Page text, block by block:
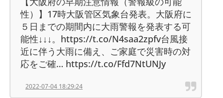
性）】17時大阪管区気象台発表。大阪府に
５日までの期間内に大雨警報を発表する可
能性↓↓↓。https://t.co/N4saa2zpfv台風接
近に伴う大雨に備え、ご家庭で災害時の対
応をご確… https://t.co/Ffd7NtUNJy
2022-07-04 18:29:24